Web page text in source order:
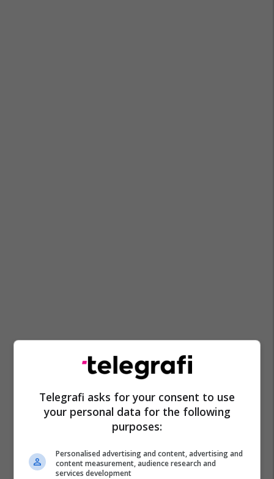
Telegrafi asks for your consent to use
your personal data for the following
purposes:
Personalised advertising and content, advertising and
content measurement, audience research and
services development